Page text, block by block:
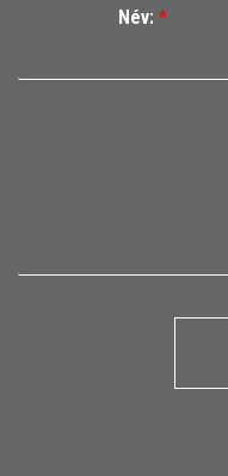
Név: *